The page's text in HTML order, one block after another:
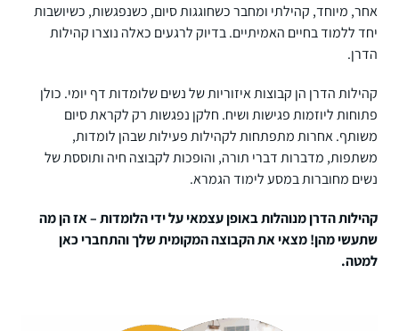
אחר, מיוחד, קהילתי ומחבר כשחוגגות סיום, כשנפגשות, כשיושבות
יחד ללמוד בחיים האמיתיים. בדיוק לרגעים כאלה נוצרו קהילות
הדרן.
קהילות הדרן הן קבוצות איזוריות של נשים שלומדות דף יומי. כולן
פתוחות ליוזמות פגישות ושיח. חלקן נפגשות רק לקראת סיום
משותף. אחרות מתפתחות לקהילות פעילות שבהן לומדות,
משתפות, מדברות דברי תורה, והופכות לקבוצה חיה ותוססת של
נשים מחוברות במסע לימוד הגמרא.
קהילות הדרן מנוהלות באופן עצמאי על ידי הלומדות – אז הן מה
שתעשי מהן! מצאי את הקבוצה המקומית שלך והתחברי כאן
למטה.